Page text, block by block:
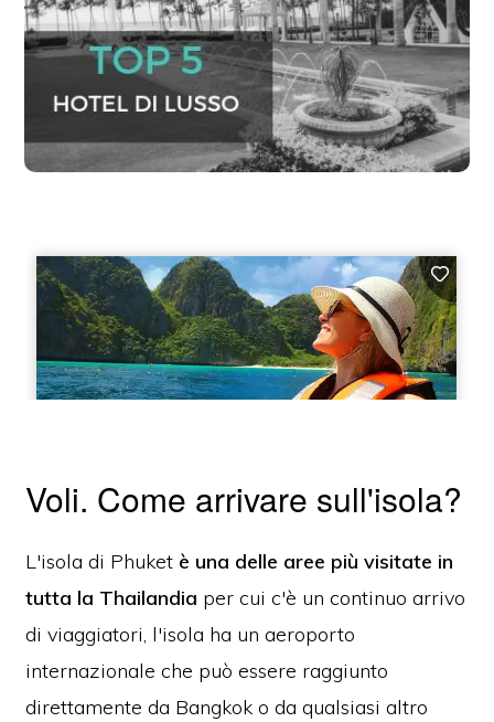
Voli. Come arrivare sull'isola?
L'isola di Phuket è una delle aree più visitate in
tutta la Thailandia per cui c'è un continuo arrivo
di viaggiatori, l'isola ha un aeroporto
internazionale che può essere raggiunto
direttamente da Bangkok o da qualsiasi altro